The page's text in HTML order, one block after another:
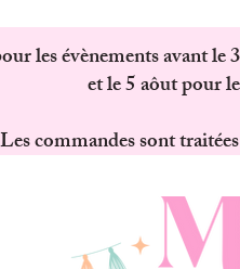
les évènements avant
et le 5 aôut pour
Les commandes sont